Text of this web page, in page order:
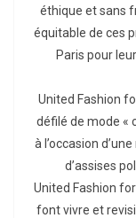
éthique et sans
équitable de ces
Paris pour
United Fashion
défilé de mode «
à l’occasion
d’assises
United Fashion
font vivre et